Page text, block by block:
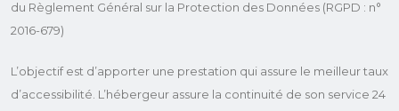
du Règlement Général sur la Protection des Données (RGPD : n°
2016-679)
L’objectif est d’apporter une prestation qui assure le meilleur taux
d’accessibilité. L’hébergeur assure la continuité de son service 24